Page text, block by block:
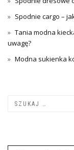
Spodnie cargo –
Tania modna
uwagę?
Modna sukienka